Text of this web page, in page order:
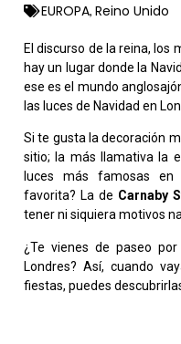
EUROPA, Reino Unido
El discurso de la reina, los
hay un lugar donde la
ese es el mundo
las luces de Navidad en
Si te gusta la decoración
sitio; la más llamativa la
luces más famosas en
favorita? La de Carnaby
tener ni siquiera motivos
¿Te vienes de paseo
Londres? Así, cuando
fiestas, puedes